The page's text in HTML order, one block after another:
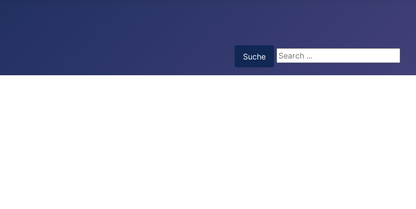
Suche
Suche